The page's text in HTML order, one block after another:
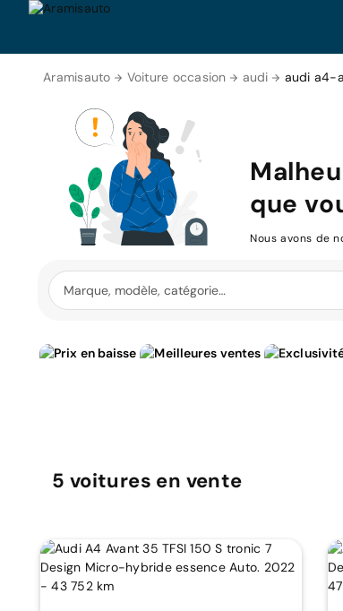
Aramisauto Voiture occasion audi audi a4-
que
Nous avons de
5 voitures en vente